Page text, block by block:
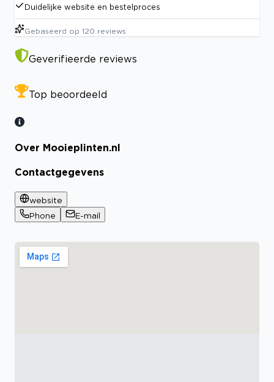
Duidelijke website en bestelproces
Gebaseerd op 120 reviews
Geverifieerde reviews
Top beoordeeld
Over Mooieplinten.nl
Contactgegevens
website
Phone
E-mail